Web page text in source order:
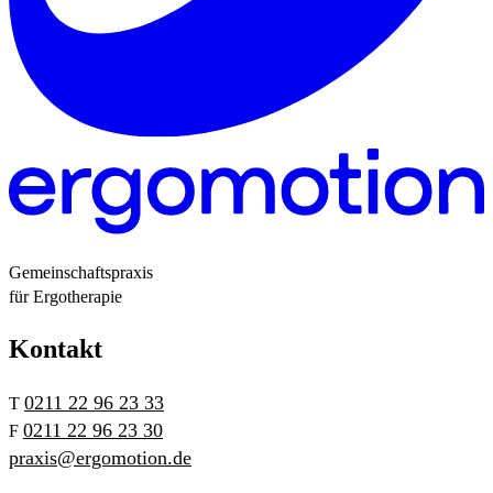
Gemeinschaftspraxis
für Ergotherapie
Kontakt
T 0211 22 96 23 33
F 0211 22 96 23 30
praxis@ergomotion.de